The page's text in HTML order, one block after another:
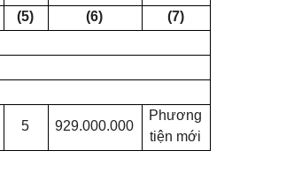
(5) (6)
(7)
5 929.000.000
Phương
tiện mới